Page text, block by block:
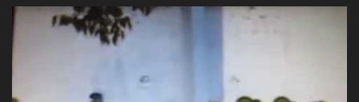
papel y una forma increíble de practicar desde casa con el
ordenador. Gracias a su motor gráfico sencillo pero eficaz, ofrece
una sensación de profundidad y textura que pocos simuladores
gratuitos han logrado igualar hasta la fecha. Lo que hace especial
a este simulador es su capacidad para replicar la experiencia de